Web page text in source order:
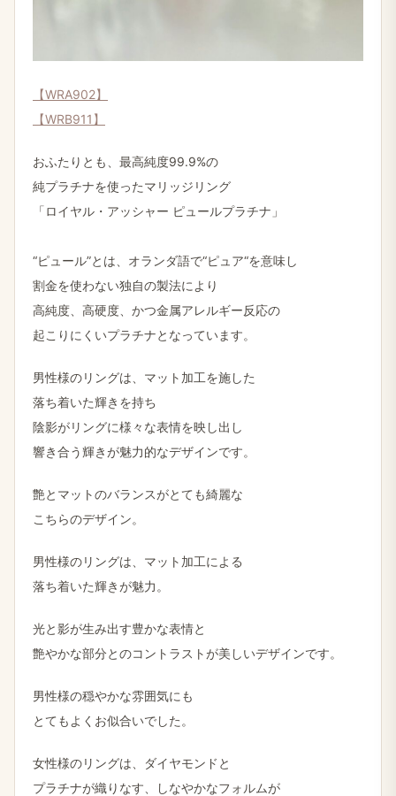
【WRA902】
【WRB911】
おふたりとも、最高純度99.9%の
​純プラチナを​使った​マリッジリング
「ロイヤル・アッシャー ピュールプラチナ」
“ピュール”とは、​オランダ語で​“ピュア“を​意味し
割金を​使わない​独自の​製法に​より
高純度、​高硬度、​かつ金属アレルギー反応の
起こりにくいプラチナと​なっています。
男性様のリングは、マット加工を​施した
​落ち着いた​輝きを持ち
陰影が​リングに​様々な​表情を​映し出し
響き合う​輝きが​魅力的なデザインです。
艶とマットのバランスがとても綺麗な
こちらのデザイン。
男性様のリングは、マット加工による
落ち着いた輝きが魅力。
光と影が生み出す豊かな表情と
艶やかな部分とのコントラストが美しいデザインです。
男性様の穏やかな雰囲気にも
とてもよくお似合いでした。
女性様のリングは、ダイヤモンドと
​プラチナが​織りなす、しなやかな​フォルムが